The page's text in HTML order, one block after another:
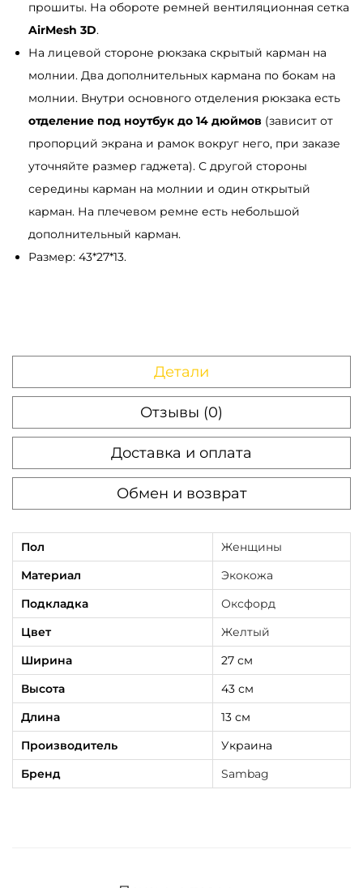
прошиты. На обороте ремней вентиляционная сетка
AirMesh 3D.
На лицевой стороне рюкзака скрытый карман на
молнии. Два дополнительных кармана по бокам на
молнии. Внутри основного отделения рюкзака есть
отделение под ноутбук до 14 дюймов (зависит от
пропорций экрана и рамок вокруг него, при заказе
уточняйте размер гаджета). С другой стороны
середины карман на молнии и один открытый
карман. На плечевом ремне есть небольшой
дополнительный карман.
Размер: 43*27*13.
Детали
Отзывы (0)
Доставка и оплата
Обмен и возврат
Пол
Женщины
Материал
Экокожа
Подкладка
Оксфорд
Цвет
Желтый
Ширина
27 см
Высота
43 см
Длина
13 см
Производитель
Украина
Бренд
Sambag